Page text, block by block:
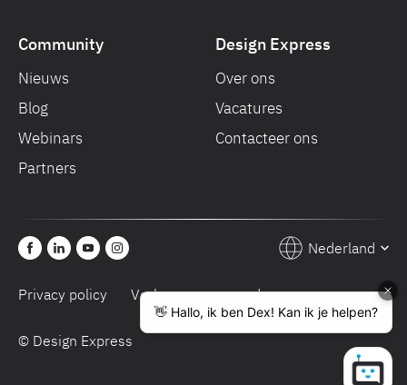
Community
Nieuws
Blog
Webinars
Partners
Design Express
Over ons
Vacatures
Contacteer ons
© Design Express
Privacy policy Verkoopsvoorwaarden
Nederland